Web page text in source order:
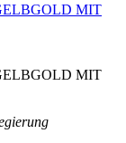
MIT
MIT